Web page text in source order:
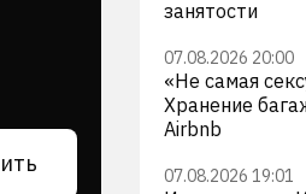
занятости
07.08.2026 20:00
«Не самая
Хранение
Airbnb
07.08.2026 19:01